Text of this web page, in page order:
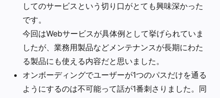
してのサービスという切り口がとても興味深かった
です。
今回はWebサービスが具体例として挙げられていま
したが、業務用製品などメンテナンスが長期にわた
る製品にも使える内容だと思いました。
オンボーディングでユーザーが1つのパスだけを通る
ようにするのは不可能って話が1番刺さりました。同